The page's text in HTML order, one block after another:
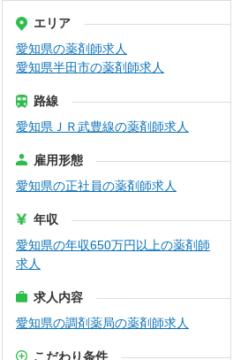
エリア
愛知県の薬剤師求人
愛知県半田市の薬剤師求人
路線
愛知県ＪＲ武豊線の薬剤師求人
雇用形態
愛知県の正社員の薬剤師求人
年収
愛知県の年収650万円以上の薬剤師
求人
求人内容
愛知県の調剤薬局の薬剤師求人
こだわり条件